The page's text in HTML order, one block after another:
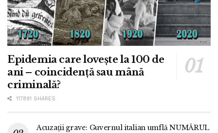
Epidemia care lovește la 100 de
ani – coincidență sau mână
criminală?
117891 SHARES
Acuzații grave: Guvernul italian umflă NUMĂRUL